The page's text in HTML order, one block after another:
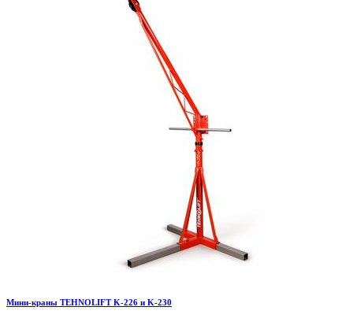
Мини-краны TEHNOLIFT K-226 и K-230